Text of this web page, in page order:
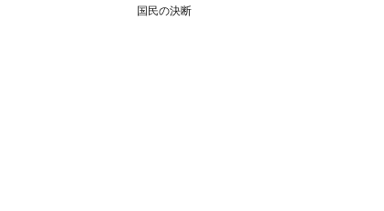
国民の決断